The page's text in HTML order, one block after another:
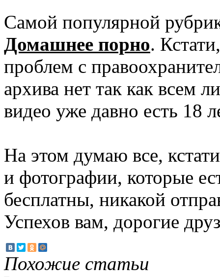
Самой популярной
Домашнее порно.
проблем с
архива нет так как всем
видео уже давно есть 18
На этом думаю все,
и фотографии, которые
бесплатны, никакой
Успехов вам, дорогие
Похожие статьи